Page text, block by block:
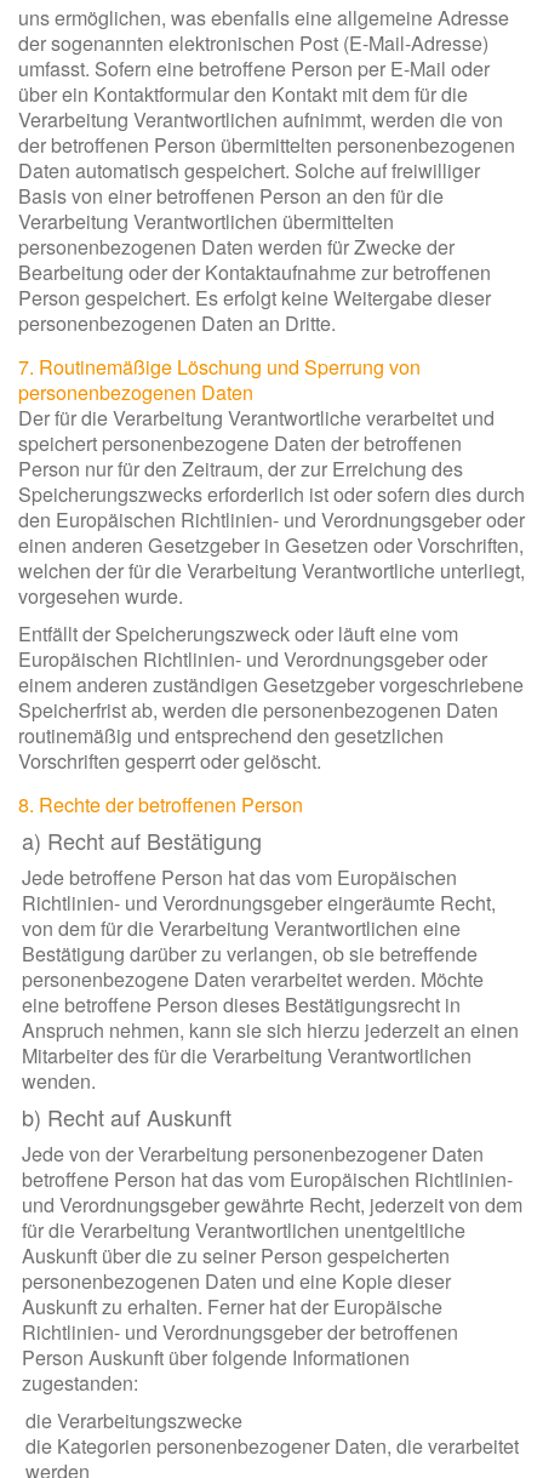
uns ermöglichen, was ebenfalls eine allgemeine Adresse
der sogenannten elektronischen Post (E-Mail-Adresse)
umfasst. Sofern eine betroffene Person per E-Mail oder
über ein Kontaktformular den Kontakt mit dem für die
Verarbeitung Verantwortlichen aufnimmt, werden die von
der betroffenen Person übermittelten personenbezogenen
Daten automatisch gespeichert. Solche auf freiwilliger
Basis von einer betroffenen Person an den für die
Verarbeitung Verantwortlichen übermittelten
personenbezogenen Daten werden für Zwecke der
Bearbeitung oder der Kontaktaufnahme zur betroffenen
Person gespeichert. Es erfolgt keine Weitergabe dieser
personenbezogenen Daten an Dritte.
7. Routinemäßige Löschung und Sperrung von
personenbezogenen Daten
Der für die Verarbeitung Verantwortliche verarbeitet und
speichert personenbezogene Daten der betroffenen
Person nur für den Zeitraum, der zur Erreichung des
Speicherungszwecks erforderlich ist oder sofern dies durch
den Europäischen Richtlinien- und Verordnungsgeber oder
einen anderen Gesetzgeber in Gesetzen oder Vorschriften,
welchen der für die Verarbeitung Verantwortliche unterliegt,
vorgesehen wurde.
Entfällt der Speicherungszweck oder läuft eine vom
Europäischen Richtlinien- und Verordnungsgeber oder
einem anderen zuständigen Gesetzgeber vorgeschriebene
Speicherfrist ab, werden die personenbezogenen Daten
routinemäßig und entsprechend den gesetzlichen
Vorschriften gesperrt oder gelöscht.
8. Rechte der betroffenen Person
a) Recht auf Bestätigung
Jede betroffene Person hat das vom Europäischen
Richtlinien- und Verordnungsgeber eingeräumte Recht,
von dem für die Verarbeitung Verantwortlichen eine
Bestätigung darüber zu verlangen, ob sie betreffende
personenbezogene Daten verarbeitet werden. Möchte
eine betroffene Person dieses Bestätigungsrecht in
Anspruch nehmen, kann sie sich hierzu jederzeit an einen
Mitarbeiter des für die Verarbeitung Verantwortlichen
wenden.
b) Recht auf Auskunft
Jede von der Verarbeitung personenbezogener Daten
betroffene Person hat das vom Europäischen Richtlinien-
und Verordnungsgeber gewährte Recht, jederzeit von dem
für die Verarbeitung Verantwortlichen unentgeltliche
Auskunft über die zu seiner Person gespeicherten
personenbezogenen Daten und eine Kopie dieser
Auskunft zu erhalten. Ferner hat der Europäische
Richtlinien- und Verordnungsgeber der betroffenen
Person Auskunft über folgende Informationen
zugestanden:
die Verarbeitungszwecke
die Kategorien personenbezogener Daten, die verarbeitet
werden